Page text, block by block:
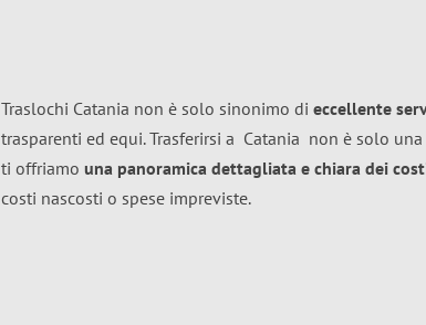
Traslochi Catania non è solo sinonimo di eccellente
trasparenti ed equi. Trasferirsi a Catania non è solo
ti offriamo una panoramica dettagliata e chiara dei
costi nascosti o spese impreviste.